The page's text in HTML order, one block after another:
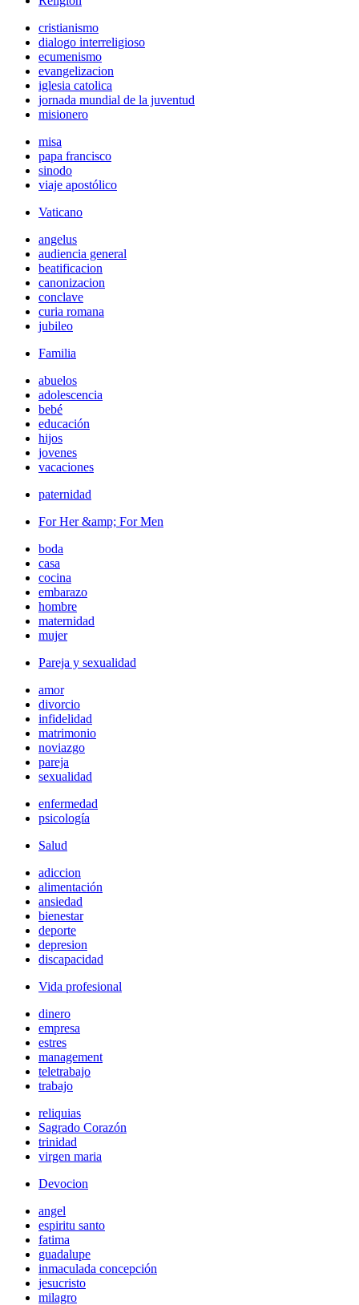
cristianismo
dialogo interreligioso
ecumenismo
evangelizacion
iglesia catolica
jornada mundial de la juventud
misionero
misa
papa francisco
sinodo
viaje apostólico
Vaticano
angelus
audiencia general
beatificacion
canonizacion
conclave
curia romana
jubileo
Familia
abuelos
adolescencia
bebé
educación
hijos
jovenes
vacaciones
paternidad
For Her &amp; For Men
boda
casa
cocina
embarazo
hombre
maternidad
mujer
Pareja y sexualidad
amor
divorcio
infidelidad
matrimonio
noviazgo
pareja
sexualidad
enfermedad
psicología
Salud
adiccion
alimentación
ansiedad
bienestar
deporte
depresion
discapacidad
Vida profesional
dinero
empresa
estres
management
teletrabajo
trabajo
reliquias
Sagrado Corazón
trinidad
virgen maria
Devocion
angel
espiritu santo
fatima
guadalupe
inmaculada concepción
jesucristo
milagro